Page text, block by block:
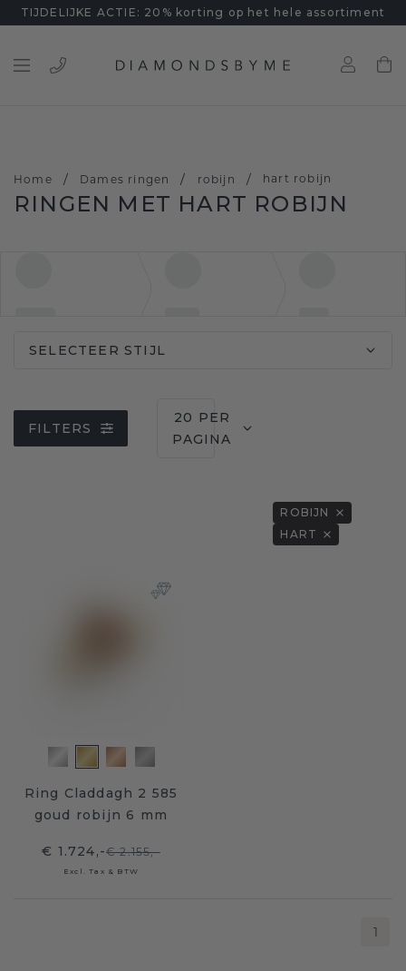
TIJDELIJKE ACTIE: 20% korting op het hele assortiment
Home / Dames ringen / robijn / hart robijn
RINGEN MET HART ROBIJN
SELECTEER STIJL
FILTERS
20 PER
PAGINA
ROBIJN
HART
Ring Claddagh 2 585
goud robijn 6 mm
€ 1.724,-€ 2.155,-
Excl. Tax & BTW
1